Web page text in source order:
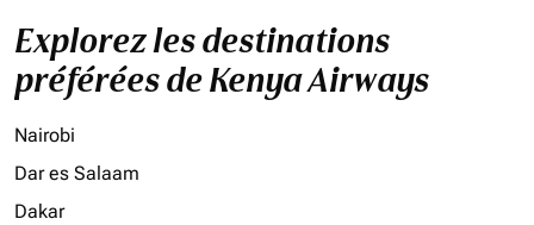
Explorez les destinations
préférées de Kenya Airways
Nairobi
Dar es Salaam
Dakar